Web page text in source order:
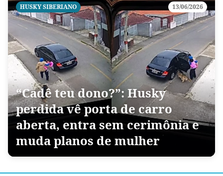
HUSKY SIBERIANO 13/06/2026
“Cadê teu dono?”: Husky
perdida vê porta de carro
aberta, entra sem cerimônia e
muda planos de mulher